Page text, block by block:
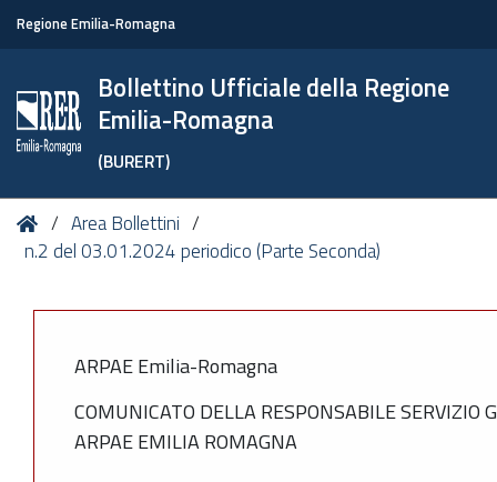
Regione Emilia-Romagna
Bollettino Ufficiale della Regione
Emilia-Romagna
(BURERT)
Tu
sei
HomeArea Bollettini
n.2 del 03.01.2024 periodico (Parte Seconda)
ARPAE Emilia-Romagna
COMUNICATO DELLA RESPONSABILE SERVIZIO
ARPAE EMILIA ROMAGNA